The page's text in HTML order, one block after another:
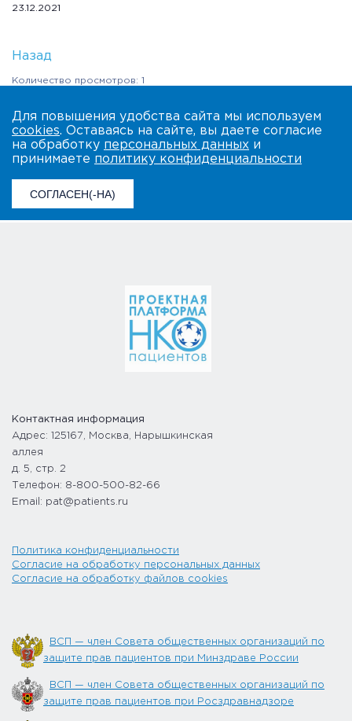
23.12.2021
Назад
Количество просмотров: 1
Для повышения удобства сайта мы используем
cookies. Оставаясь на сайте, вы даете согласие
на обработку персональных данных и
принимаете политику конфиденциальности
СОГЛАСЕН(-НА)
Контактная информация
Адрес: 125167, Москва, Нарышкинская
аллея
д. 5, стр. 2
Телефон: 8-800-500-82-66
Email: pat@patients.ru
Политика конфиденциальности
Согласие на обработку персональных данных
Согласие на обработку файлов cookies
ВСП — член Совета общественных организаций по
защите прав пациентов при Минздраве России
ВСП — член Совета общественных организаций по
защите прав пациентов при Росздравнадзоре